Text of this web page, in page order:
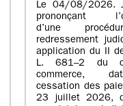
Le 04/08/2026.
prononçant
d’une
redressement
application du II
L. 681–2 du
commerce,
cessation des
23 juillet 2026,